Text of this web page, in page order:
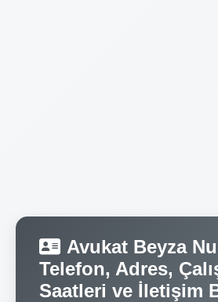
Avukat Beyza
Telefon, Adres,
Saatleri ve İletişim